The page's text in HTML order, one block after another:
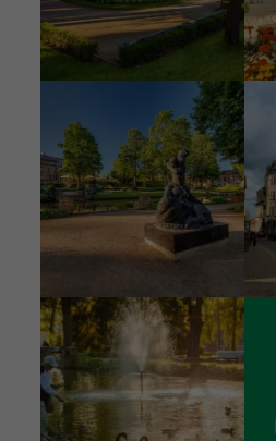
Bild
Bild